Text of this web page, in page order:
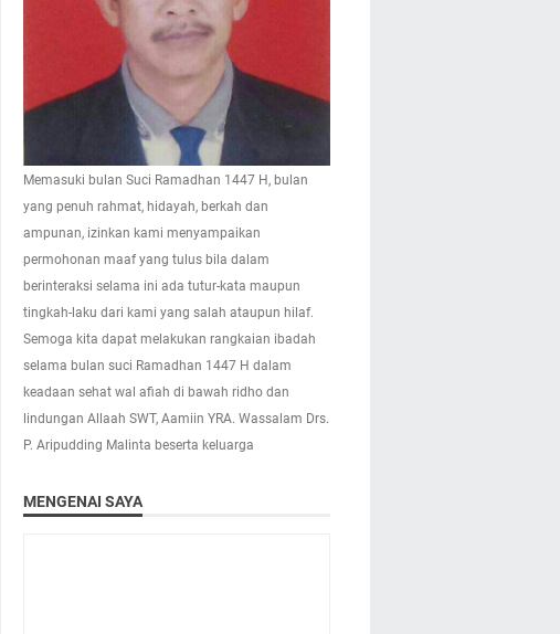
Memasuki bulan Suci Ramadhan 1447 H, bulan
yang penuh rahmat, hidayah, berkah dan
ampunan, izinkan kami menyampaikan
permohonan maaf yang tulus bila dalam
berinteraksi selama ini ada tutur-kata maupun
tingkah-laku dari kami yang salah ataupun hilaf.
Semoga kita dapat melakukan rangkaian ibadah
selama bulan suci Ramadhan 1447 H dalam
keadaan sehat wal afiah di bawah ridho dan
lindungan Allaah SWT, Aamiin YRA. Wassalam Drs.
P. Aripudding Malinta beserta keluarga
MENGENAI SAYA